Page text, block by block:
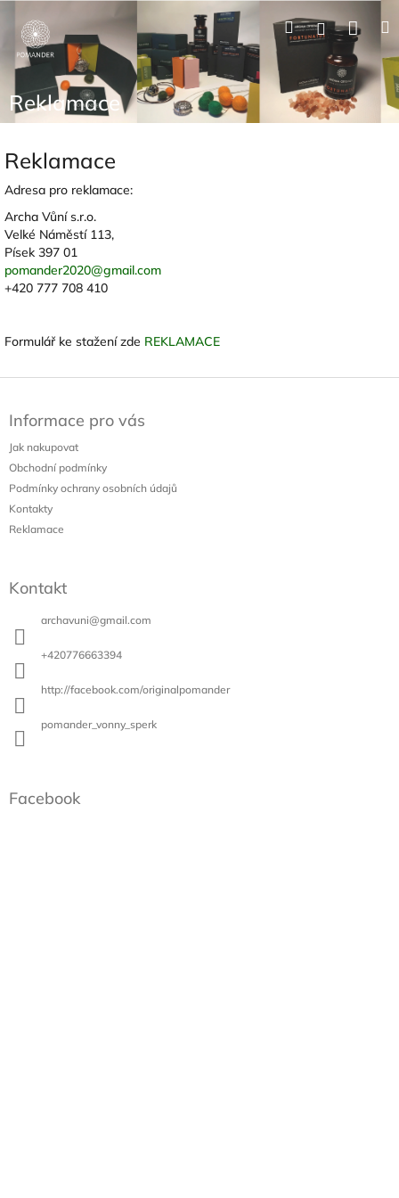
obsah
HledatPřihlášení
Reklamace
Reklamace
Adresa pro reklamace:
Archa Vůní s.r.o.
Velké Náměstí 113,
Písek 397 01
pomander2020@gmail.com
+420 777 708 410
Formulář ke stažení zde REKLAMACE
Informace pro vás
Jak nakupovat
Obchodní podmínky
Podmínky ochrany osobních údajů
Kontakty
Reklamace
Kontakt
archavuni@gmail.com
+420776663394
http://facebook.com/originalpomander
pomander_vonny_sperk
Facebook